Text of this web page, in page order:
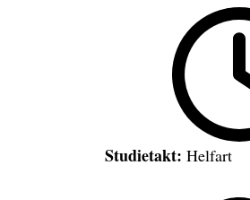
Studietakt: Helfart